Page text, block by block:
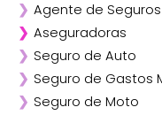
❯ Agente de Seguros
❯ Aseguradoras
❯ Afirme
❯ ANA
❯ AXA
❯ Seguro de Auto
❯ Seguro de Gastos
❯ Seguro de Moto